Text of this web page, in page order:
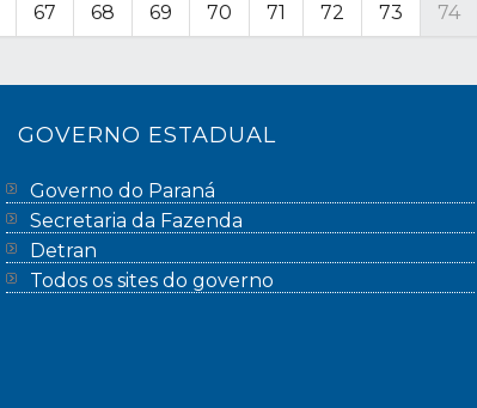
67 68 69 70 71 72 73 74
GOVERNO ESTADUAL
Governo do Paraná
Secretaria da Fazenda
Detran
Todos os sites do governo